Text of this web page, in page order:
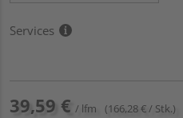
Services
39,59 € / lfm (166,28 € / Stk.)